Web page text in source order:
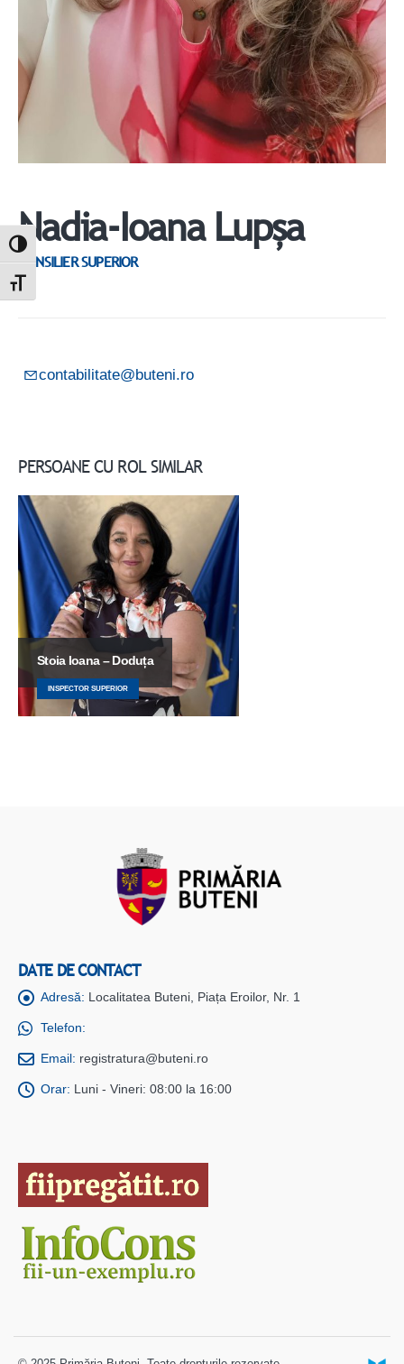
Toggle High Contrast
Toggle Font size
Nadia-Ioana Lupșa
CONSILIER SUPERIOR
contabilitate@buteni.ro
PERSOANE CU ROL SIMILAR
Stoia Ioana – Doduța
INSPECTOR SUPERIOR
DATE DE CONTACT
Adresă: Localitatea Buteni, Piața Eroilor, Nr. 1
Telefon:
Email: registratura@buteni.ro
Orar: Luni - Vineri: 08:00 la 16:00